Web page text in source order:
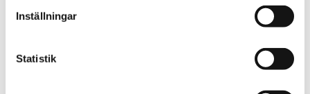
Inställningar
Statistik
Bli den första att lämna ett omdöme.